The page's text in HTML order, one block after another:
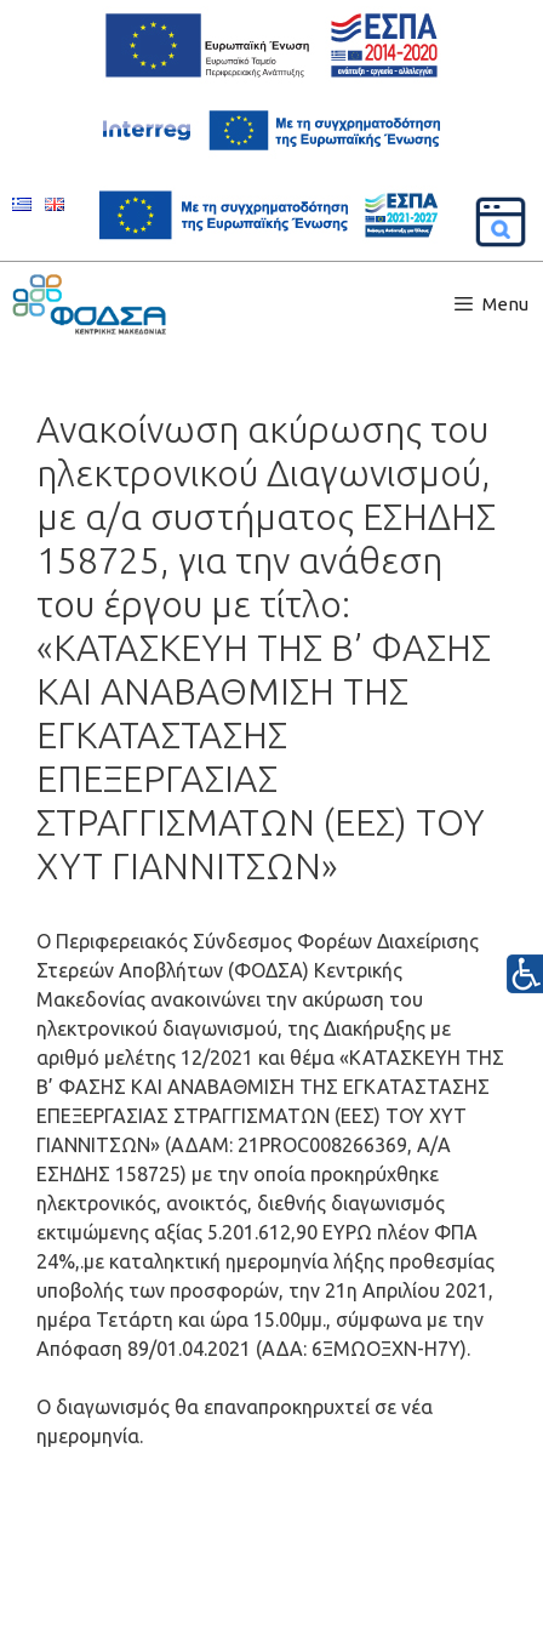
Menu
Ανακοίνωση ακύρωσης του
ηλεκτρονικού Διαγωνισμού,
με α/α συστήματος ΕΣΗΔΗΣ
158725, για την ανάθεση
του έργου με τίτλο:
«ΚΑΤΑΣΚΕΥΗ ΤΗΣ Β’ ΦΑΣΗΣ
ΚΑΙ ΑΝΑΒΑΘΜΙΣΗ ΤΗΣ
ΕΓΚΑΤΑΣΤΑΣΗΣ
ΕΠΕΞΕΡΓΑΣΙΑΣ
ΣΤΡΑΓΓΙΣΜΑΤΩΝ (ΕΕΣ) ΤΟΥ
ΧΥΤ ΓΙΑΝΝΙΤΣΩΝ»
Ο Περιφερειακός Σύνδεσμος Φορέων Διαχείρισης
Στερεών Αποβλήτων (ΦΟΔΣΑ) Κεντρικής
Μακεδονίας ανακοινώνει την ακύρωση του
ηλεκτρονικού διαγωνισμού, της Διακήρυξης με
αριθμό μελέτης 12/2021 και θέμα «ΚΑΤΑΣΚΕΥΗ ΤΗΣ
Β’ ΦΑΣΗΣ ΚΑΙ ΑΝΑΒΑΘΜΙΣΗ ΤΗΣ ΕΓΚΑΤΑΣΤΑΣΗΣ
ΕΠΕΞΕΡΓΑΣΙΑΣ ΣΤΡΑΓΓΙΣΜΑΤΩΝ (ΕΕΣ) ΤΟΥ ΧΥΤ
ΓΙΑΝΝΙΤΣΩΝ» (ΑΔΑΜ: 21PROC008266369, Α/Α
ΕΣΗΔΗΣ 158725) με την οποία προκηρύχθηκε
ηλεκτρονικός, ανοικτός, διεθνής διαγωνισμός
εκτιμώμενης αξίας 5.201.612,90 ΕΥΡΩ πλέον ΦΠΑ
24%,.με καταληκτική ημερομηνία λήξης προθεσμίας
υποβολής των προσφορών, την 21η Απριλίου 2021,
ημέρα Τετάρτη και ώρα 15.00μμ., σύμφωνα με την
Απόφαση 89/01.04.2021 (ΑΔΑ: 6ΞΜΩΟΞΧΝ-Η7Υ).
Ο διαγωνισμός θα επαναπροκηρυχτεί σε νέα
ημερομηνία.